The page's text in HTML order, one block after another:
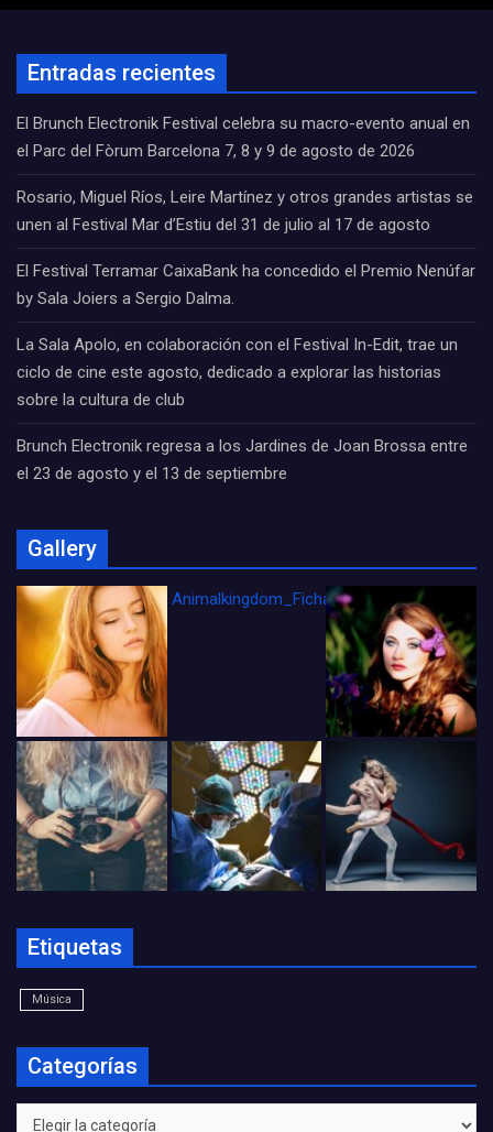
Entradas recientes
El Brunch Electronik Festival celebra su macro-evento anual en
el Parc del Fòrum Barcelona 7, 8 y 9 de agosto de 2026
Rosario, Miguel Ríos, Leire Martínez y otros grandes artistas se
unen al Festival Mar d’Estiu del 31 de julio al 17 de agosto
El Festival Terramar CaixaBank ha concedido el Premio Nenúfar
by Sala Joiers a Sergio Dalma.
La Sala Apolo, en colaboración con el Festival In-Edit, trae un
ciclo de cine este agosto, dedicado a explorar las historias
sobre la cultura de club
Brunch Electronik regresa a los Jardines de Joan Brossa entre
el 23 de agosto y el 13 de septiembre
Gallery
Animalkingdom_FichaCine
Etiquetas
Música
Categorías
Categorías